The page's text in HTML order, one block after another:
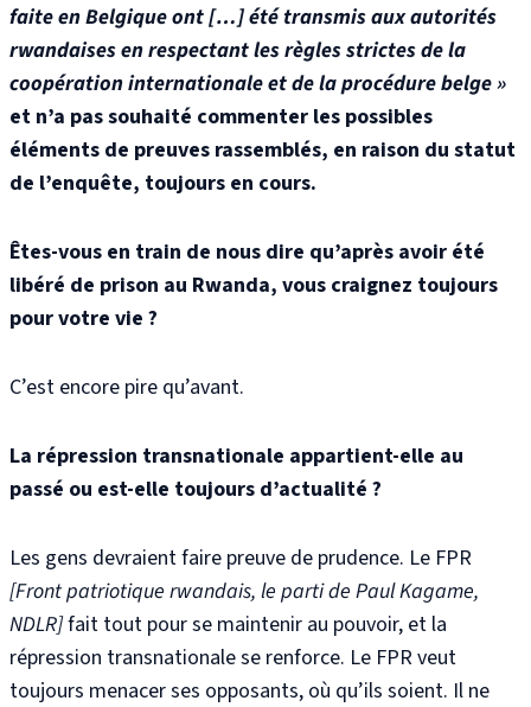
faite en Belgique ont[…]été transmis aux autorités
rwandaises en respectant les règles strictes de la
coopération internationale et de la procédure belge »
et n’a pas souhaité commenter les possibles
éléments de preuves rassemblés, en raison du statut
de l’enquête, toujours en cours.
Êtes-vous en train de nous dire qu’après avoir été
libéré de prison au Rwanda, vous craignez toujours
pour votre vie ?
C’est encore pire qu’avant.
La répression transnationale appartient-elle au
passé ou est-elle toujours d’actualité ?
Les gens devraient faire preuve de prudence. Le FPR
[Front patriotique rwandais, le parti de Paul Kagame,
NDLR]fait tout pour se maintenir au pouvoir, et la
répression transnationale se renforce. Le FPR veut
toujours menacer ses opposants, où qu’ils soient. Il ne